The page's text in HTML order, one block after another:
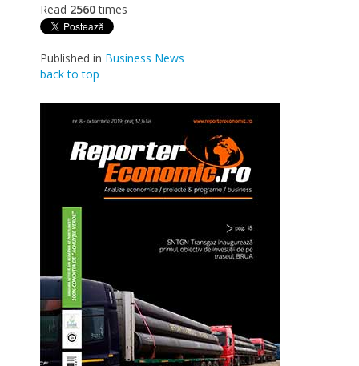
Read 2560times
Published in Business News
back to top